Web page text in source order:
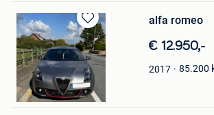
Bewaren
in
Mijn
Favorieten
alfa romeo
€ 12.950,-
2017 85.200
alfisti
Jambes